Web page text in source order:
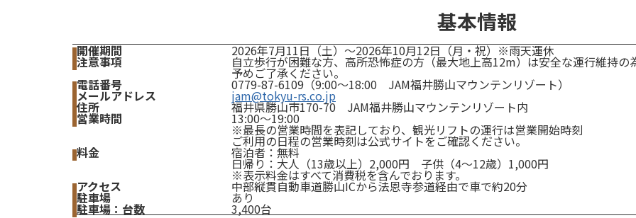
基本情報
開催期間 2026年7月11日（土）～2026年10月12日（月・祝）※雨天運休
注意事項 自立歩行が困難な方、高所恐怖症の方（最大地上高12m）は安全な運行維持の
予めご了承ください。
電話番号 0779-87-6109（9:00～18:00 JAM福井勝山マウンテンリゾート）
メールアドレス jam@tokyu-rs.co.jp
住所 福井県勝山市170-70 JAM福井勝山マウンテンリゾート内
営業時間 13:00～19:00
※最長の営業時間を表記しており、観光リフトの運行は営業開始時刻
ご利用の日程の営業時刻は公式サイトをご確認ください。
料金 宿泊者：無料
日帰り：大人（13歳以上）2,000円 子供（4～12歳）1,000円
※表示料金はすべて消費税を含んでおります。
アクセス 中部縦貫自動車道勝山ICから法恩寺参道経由で車で約20分
駐車場 あり
駐車場：台数 3,400台